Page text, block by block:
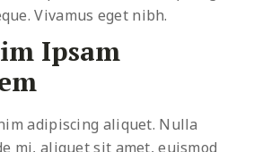
Vivamus eget nibh.
Ipsam
adipiscing aliquet. Nulla
mi, aliquet sit amet, euismod